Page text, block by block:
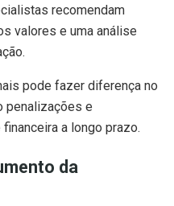
recomendam
valores e uma análise
pode fazer diferença no
penalizações e
a longo prazo.
da